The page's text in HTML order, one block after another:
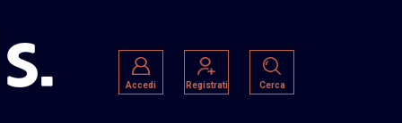
Accedi Registrati Cerca